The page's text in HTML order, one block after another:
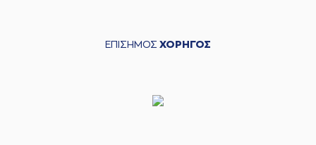
ΕΠΙΣΗΜΟΣ ΧΟΡΗΓΟΣ